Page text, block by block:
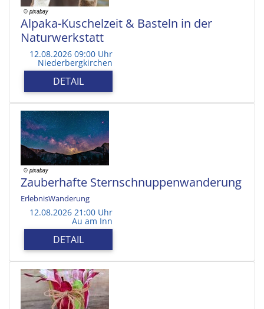
Alpaka-Kuschelzeit & Basteln in der
Naturwerkstatt
12.08.2026 09:00 Uhr
Niederbergkirchen
DETAIL
Zauberhafte Sternschnuppenwanderung
ErlebnisWanderung
12.08.2026 21:00 Uhr
Au am Inn
DETAIL